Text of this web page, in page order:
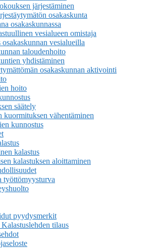
järjestäminen
osakaskunta
osakaskunnassa
vesialueen omistaja
osakaskunnan vesialueilla
taloudenhoito
yhdistäminen
osakaskunnan aktivointi
hoito
säätely
kuormituksen vähentäminen
kunnostus
kalastus
kalastuksen aloittaminen
työttömyysturva
pyydysmerkit
Kalastuslehden tilaus